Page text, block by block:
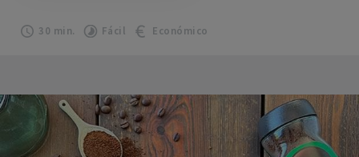
30 min. Fácil Económico